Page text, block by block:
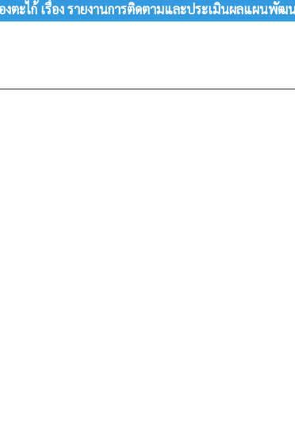
ตะไก้ เรื่อง รายงานการติดตามและประเมินผลแผนพั